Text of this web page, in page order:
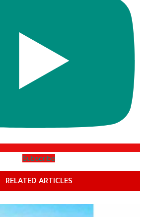
Subscribe
RELATED ARTICLES